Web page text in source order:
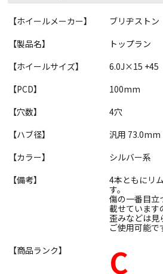
【ホイールメーカー】
ブリヂストン
【製品名】
トップラン
【ホイールサイズ】
6.0J×15 +45
【PCD】
100mm
【穴数】
4穴
【ハブ径】
汎用 73.0mm
【カラー】
シルバー系
【備考】
4本ともにリ
す。
傷の一番目立
載せています
歪みなどは見
ご使用可能で
【商品ランク】
C